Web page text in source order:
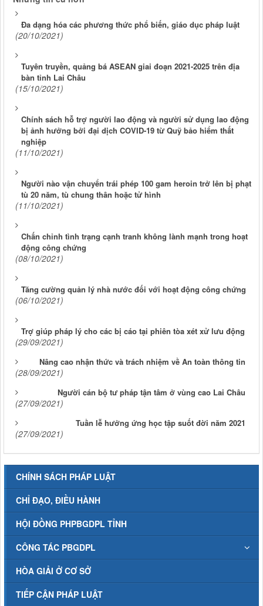
Đa dạng hóa các phương thức phổ biến, giáo dục pháp luật
(20/10/2021)
Tuyên truyền, quảng bá ASEAN giai đoạn 2021-2025 trên địa
bàn tỉnh Lai Châu
(15/10/2021)
Chính sách hỗ trợ người lao động và người sử dụng lao động
bị ảnh hưởng bởi đại dịch COVID-19 từ Quỹ bảo hiểm thất
nghiệp
(11/10/2021)
Người nào vận chuyển trái phép 100 gam heroin trở lên bị phạt
tù 20 năm, tù chung thân hoặc tử hình
(11/10/2021)
Chấn chỉnh tình trạng cạnh tranh không lành mạnh trong hoạt
động công chứng
(08/10/2021)
Tăng cường quản lý nhà nước đối với hoạt động công chứng
(06/10/2021)
Trợ giúp pháp lý cho các bị cáo tại phiên tòa xét xử lưu động
(29/09/2021)
Nâng cao nhận thức và trách nhiệm về An toàn thông tin
(28/09/2021)
Người cán bộ tư pháp tận tâm ở vùng cao Lai Châu
(27/09/2021)
Tuần lễ hưởng ứng học tập suốt đời năm 2021
(27/09/2021)
CHÍNH SÁCH PHÁP LUẬT
CHỈ ĐẠO, ĐIỀU HÀNH
HỘI ĐỒNG PHPBGDPL TỈNH
CÔNG TÁC PBGDPL
HÒA GIẢI Ở CƠ SỞ
TIẾP CẬN PHÁP LUẬT